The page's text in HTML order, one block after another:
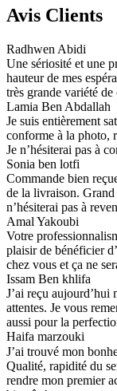
Avis Clients
Radhwen Abidi
Une sériosité et une
hauteur de mes
très grande variété
Lamia Ben Abdallah
Je suis entièrement
conforme à la photo,
Je n’hésiterai pas à
Sonia ben lotfi
Commande bien
de la livraison.
n’hésiterai pas à
Amal Yakoubi
Votre
plaisir de bénéficier
chez vous et ça ne
Issam Ben khlifa
J’ai reçu aujourd’hui
attentes. Je vous
aussi pour la
Haifa marzouki
J’ai trouvé mon
Qualité, rapidité du
rendre mon premier